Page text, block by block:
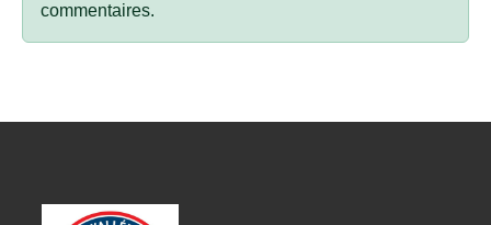
commentaires.